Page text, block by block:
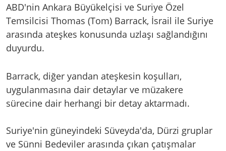
ABD'nin Ankara Büyükelçisi ve Suriye Özel
Temsilcisi Thomas (Tom) Barrack, İsrail ile Suriye
arasında ateşkes konusunda uzlaşı sağlandığını
duyurdu.
Barrack, diğer yandan ateşkesin koşulları,
uygulanmasına dair detaylar ve müzakere
sürecine dair herhangi bir detay aktarmadı.
Suriye'nin güneyindeki Süveyda'da, Dürzi gruplar
ve Sünni Bedeviler arasında çıkan çatışmalar